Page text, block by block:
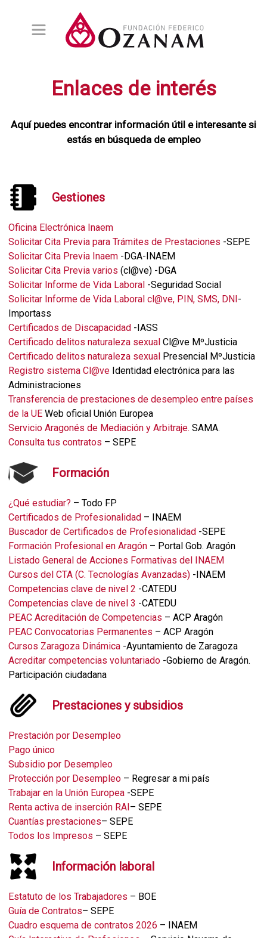
Ofertas
Enlaces de interés
Aquí puedes encontrar información útil e interesante si
estás en búsqueda de empleo
Gestiones
Oficina Electrónica Inaem
Solicitar Cita Previa para Trámites de Prestaciones -SEPE
Solicitar Cita Previa Inaem -DGA-INAEM
Solicitar Cita Previa varios (cl@ve) -DGA
Solicitar Informe de Vida Laboral -Seguridad Social
Solicitar Informe de Vida Laboral cl@ve, PIN, SMS, DNI -
Importass
Certificados de Discapacidad -IASS
Certificado delitos naturaleza sexual Cl@ve MºJusticia
Certificado delitos naturaleza sexual Presencial MºJusticia
Registro sistema Cl@ve Identidad electrónica para las
Administraciones
Transferencia de prestaciones de desempleo entre países
de la UE Web oficial Unión Europea
Servicio Aragonés de Mediación y Arbitraje. SAMA.
Consulta tus contratos – SEPE
Formación
¿Qué estudiar? – Todo FP
Certificados de Profesionalidad – INAEM
Buscador de Certificados de Profesionalidad -SEPE
Formación Profesional en Aragón – Portal Gob. Aragón
Listado General de Acciones Formativas del INAEM
Cursos del CTA (C. Tecnologías Avanzadas) -INAEM
Competencias clave de nivel 2 -CATEDU
Competencias clave de nivel 3 -CATEDU
PEAC Acreditación de Competencias – ACP Aragón
PEAC Convocatorias Permanentes – ACP Aragón
Cursos Zaragoza Dinámica -Ayuntamiento de Zaragoza
Acreditar competencias voluntariado -Gobierno de Aragón.
Participación ciudadana
Prestaciones y subsidios
Prestación por Desempleo
Pago único
Subsidio por Desempleo
Protección por Desempleo – Regresar a mi país
Trabajar en la Unión Europea -SEPE
Renta activa de inserción RAI – SEPE
Cuantías prestaciones– SEPE
Todos los Impresos – SEPE
Información laboral
Estatuto de los Trabajadores – BOE
Guía de Contratos– SEPE
Cuadro esquema de contratos 2026 – INAEM